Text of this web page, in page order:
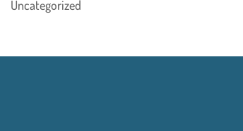
Uncategorized